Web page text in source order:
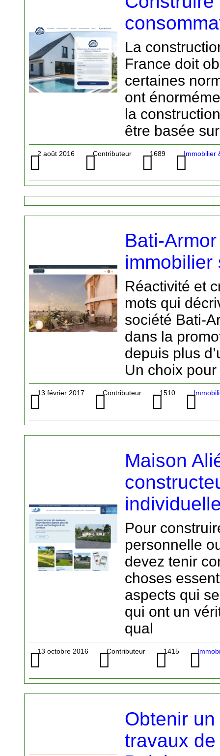
La
France doit
certaines
ont
la
être basée
2 août 2016 Contributeur 1689 Immobilier
Bati-
immobilier
Réactivité et
mots qui
société Bati-
dans la
depuis plus
Un choix pour
13 février 2017 Contributeur 1510
Maison
Pour
personnelle
devez tenir
choses
aspects qui
qui ont un
qual
13 octobre 2016 Contributeur 1415
Obtenir
travaux